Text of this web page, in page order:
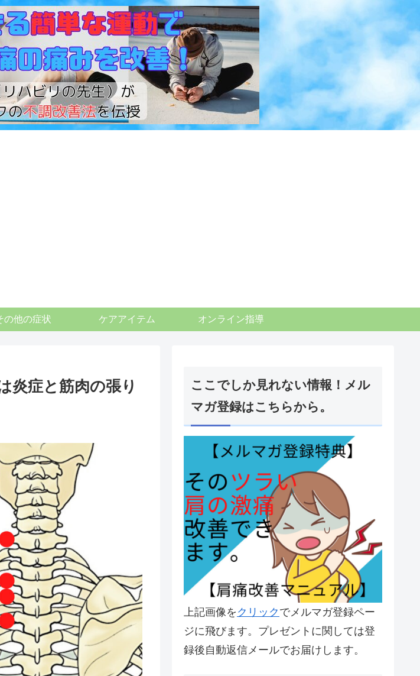
の他の症状 ケアアイテム オンライン指導
炎症と筋肉の張り
ここでしか見れない情報！メル
マガ登録はこちらから。
上記画像を クリック でメルマガ登録ペー
ジに飛びます。プレゼントに関しては登
録後自動返信メールでお届けします。